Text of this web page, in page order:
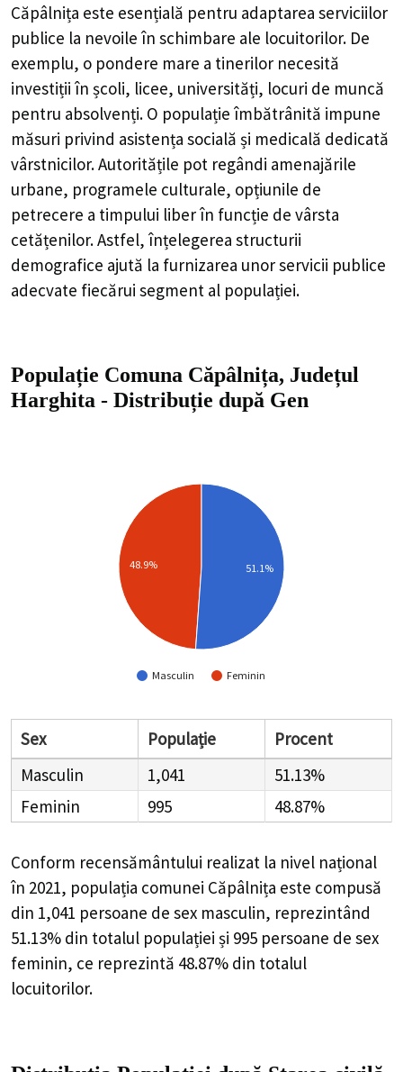
Căpâlnița este esențială pentru adaptarea serviciilor
publice la nevoile în schimbare ale locuitorilor. De
exemplu, o pondere mare a tinerilor necesită
investiții în școli, licee, universități, locuri de muncă
pentru absolvenți. O populație îmbătrânită impune
măsuri privind asistența socială și medicală dedicată
vârstnicilor. Autoritățile pot regândi amenajările
urbane, programele culturale, opțiunile de
petrecere a timpului liber în funcție de vârsta
cetățenilor. Astfel, înțelegerea structurii
demografice ajută la furnizarea unor servicii publice
adecvate fiecărui segment al populației.
Populație Comuna Căpâlnița, Județul
Harghita - Distribuție după Gen
Masculin Feminin
48.9% 51.1%
Sex Populație
Procent
Masculin
1,041
51.13%
Feminin
995 48.87%
Conform recensământului realizat la nivel național
în 2021, populația comunei Căpâlnița este compusă
din 1,041 persoane de sex masculin, reprezintând
51.13% din totalul populației și 995 persoane de sex
feminin, ce reprezintă 48.87% din totalul
locuitorilor.